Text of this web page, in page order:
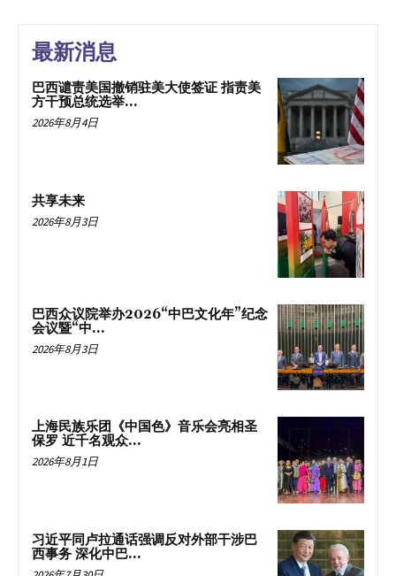
最新消息
巴西谴责美国撤销驻美大使签证 指责美
方干预总统选举...
2026年8月4日
共享未来
2026年8月3日
巴西众议院举办2026“中巴文化年”纪念
会议暨“中...
2026年8月3日
上海民族乐团《中国色》音乐会亮相圣
保罗 近千名观众...
2026年8月1日
习近平同卢拉通话强调反对外部干涉巴
西事务 深化中巴...